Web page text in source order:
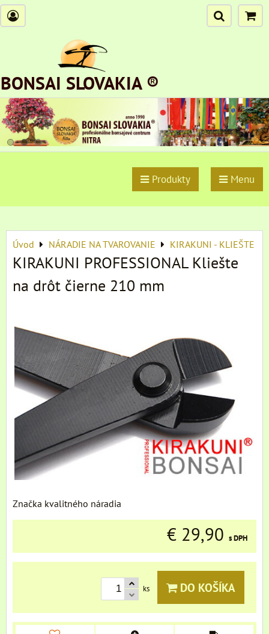
BONSAI SLOVAKIA ®
Produkty Menu
Úvod NÁRADIE NA TVAROVANIE KIRAKUNI - KLIEŠTE
KIRAKUNI PROFESSIONAL Kliešte
na drôt čierne 210 mm
Značka kvalitného náradia
€ 29,90 s DPH
ks DO KOŠÍKA